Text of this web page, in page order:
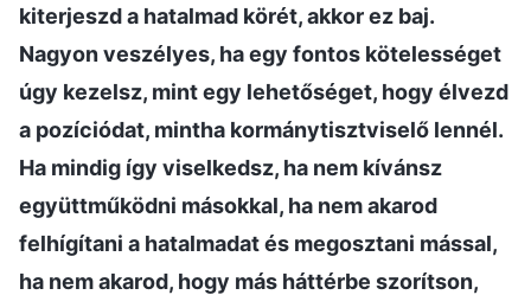
kiterjeszd a hatalmad körét, akkor ez baj.
Nagyon veszélyes, ha egy fontos kötelességet
úgy kezelsz, mint egy lehetőséget, hogy élvezd
a pozíciódat, mintha kormánytisztviselő lennél.
Ha mindig így viselkedsz, ha nem kívánsz
együttműködni másokkal, ha nem akarod
felhígítani a hatalmadat és megosztani mással,
ha nem akarod, hogy más háttérbe szorítson,